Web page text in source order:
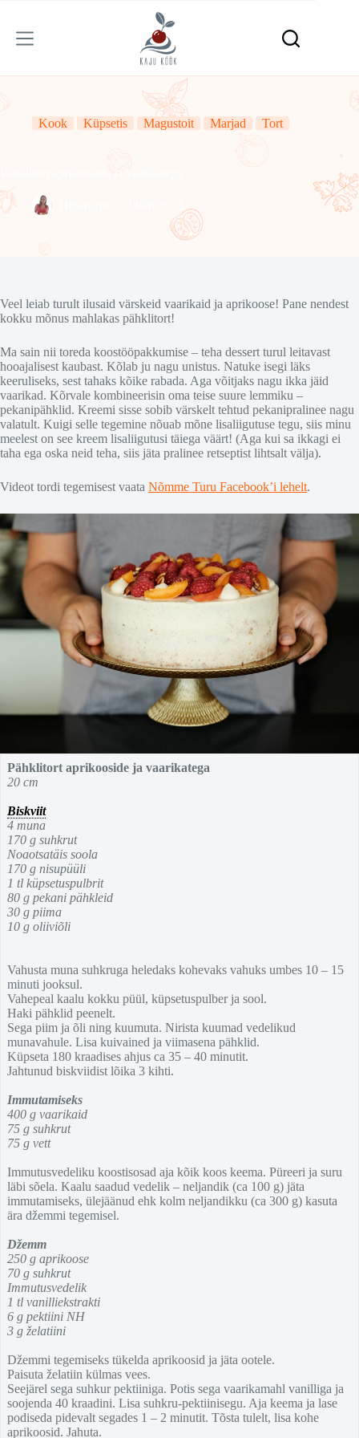
content
Kook Küpsetis Magustoit Marjad Tort
Pähklitort aprikooside ja vaarikatega
Veel leiab turult ilusaid värskeid vaarikaid ja aprikoose! Pane nendest
kokku mõnus mahlakas pähklitort!
Ma sain nii toreda koostööpakkumise – teha dessert turul leitavast
hooajalisest kaubast. Kõlab ju nagu unistus. Natuke isegi läks
keeruliseks, sest tahaks kõike rabada. Aga võitjaks nagu ikka jäid
vaarikad. Kõrvale kombineerisin oma teise suure lemmiku –
pekanipähklid. Kreemi sisse sobib värskelt tehtud pekanipralinee nagu
valatult. Kuigi selle tegemine nõuab mõne lisaliigutuse tegu, siis minu
meelest on see kreem lisaliigutusi täiega väärt! (Aga kui sa ikkagi ei
taha ega oska neid teha, siis jäta pralinee retseptist lihtsalt välja).
Videot tordi tegemisest vaata Nõmme Turu Facebook’i lehelt.
Pähklitort aprikooside ja vaarikatega
20 cm
Biskviit
4 muna
170 g suhkrut
Noaotsatäis soola
170 g nisupüüli
1 tl küpsetuspulbrit
80 g pekani pähkleid
30 g piima
10 g oliiviõli
Vahusta muna suhkruga heledaks kohevaks vahuks umbes 10 – 15
minuti jooksul.
Vahepeal kaalu kokku püül, küpsetuspulber ja sool.
Haki pähklid peenelt.
Sega piim ja õli ning kuumuta. Nirista kuumad vedelikud
munavahule. Lisa kuivained ja viimasena pähklid.
Küpseta 180 kraadises ahjus ca 35 – 40 minutit.
Jahtunud biskviidist lõika 3 kihti.
Immutamiseks
400 g vaarikaid
75 g suhkrut
75 g vett
Immutusvedeliku koostisosad aja kõik koos keema. Püreeri ja suru
läbi sõela. Kaalu saadud vedelik – neljandik (ca 100 g) jäta
immutamiseks, ülejäänud ehk kolm neljandikku (ca 300 g) kasuta
ära džemmi tegemisel.
Džemm
250 g aprikoose
70 g suhkrut
Immutusvedelik
1 tl vanilliekstrakti
6 g pektiini NH
3 g želatiini
Džemmi tegemiseks tükelda aprikoosid ja jäta ootele.
Paisuta želatiin külmas vees.
Seejärel sega suhkur pektiiniga. Potis sega vaarikamahl vanilliga ja
soojenda 40 kraadini. Lisa suhkru-pektiinisegu. Aja keema ja lase
podiseda pidevalt segades 1 – 2 minutit. Tõsta tulelt, lisa kohe
aprikoosid. Jahuta.